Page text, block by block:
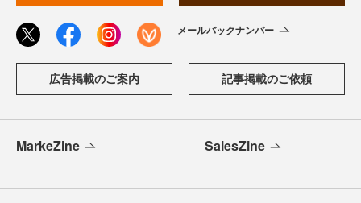
メールバックナンバー
広告掲載のご案内 記事掲載のご依頼
MarkeZine SalesZine